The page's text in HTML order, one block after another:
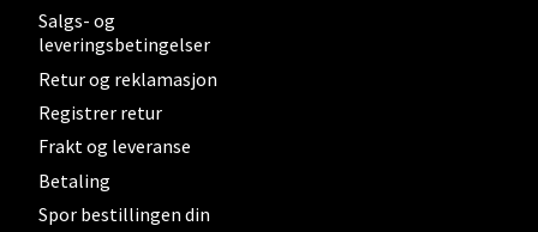
Salgs- og
leveringsbetingelser
Retur og reklamasjon
Registrer retur
Frakt og leveranse
Betaling
Spor bestillingen din
Oslo - Thon Senter Storo